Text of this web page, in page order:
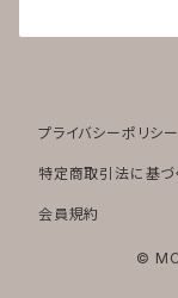
プライバシーポリシー
特定商取引法に基づ
会員規約
©